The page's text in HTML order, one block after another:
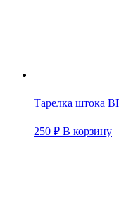
Тарелка штока
250 ₽ В корзину